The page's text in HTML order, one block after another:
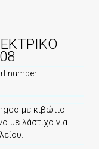
number:
με κιβώτιο
με λάστιχο για